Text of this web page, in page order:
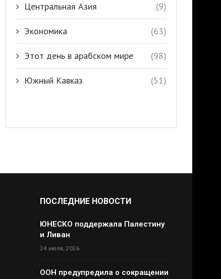
Центральная Азия (9)
Экономика (63)
Этот день в арабском мире (98)
Южный Кавказ (51)
ПОСЛЕДНИЕ НОВОСТИ
ЮНЕСКО поддержала Палестину
и Ливан
24 июля, 2026
ООН предупредила о сокращении